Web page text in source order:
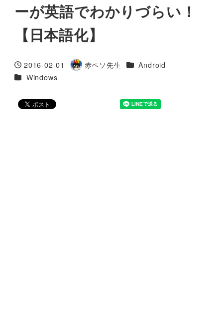
ーが英語でわかりづらい！
【日本語化】
投稿日
2016-02-01
著
赤ペソ先生 カテゴリー
Android
カテゴリー
Windows